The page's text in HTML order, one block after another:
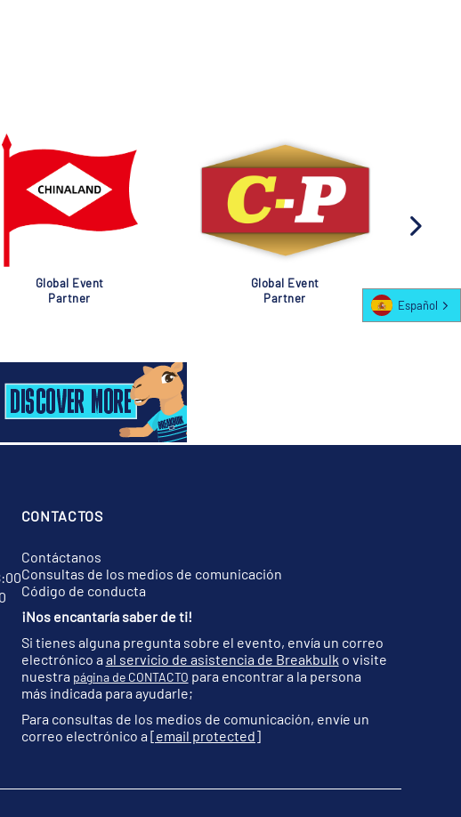
Global Event
Partner
Global Event
Partner
CONTACTOS
Contáctanos
Consultas de los medios de comunicación
Código de conducta
¡Nos encantaría saber de ti!
Si tienes alguna pregunta sobre el evento, envía un correo
electrónico a al servicio de asistencia de Breakbulk o visite
nuestra página de CONTACTO para encontrar a la persona
más indicada para ayudarle;
Para consultas de los medios de comunicación, envíe un
correo electrónico a [email protected]
Español